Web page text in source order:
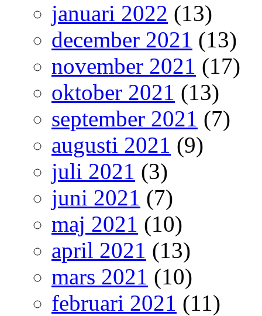
januari 2022 (13)
december 2021 (13)
november 2021 (17)
oktober 2021 (13)
september 2021 (7)
augusti 2021 (9)
juli 2021 (3)
juni 2021 (7)
maj 2021 (10)
april 2021 (13)
mars 2021 (10)
februari 2021 (11)